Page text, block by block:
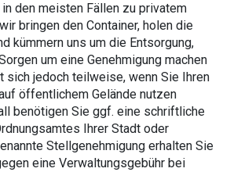
den meisten Fällen zu privatem
bringen den Container, holen die
kümmern uns um die Entsorgung,
um eine Genehmigung machen
sich jedoch teilweise, wenn Sie Ihren
öffentlichem Gelände nutzen
benötigen Sie ggf. eine schriftliche
Ihrer Stadt oder
Stellgenehmigung erhalten Sie
eine Verwaltungsgebühr bei